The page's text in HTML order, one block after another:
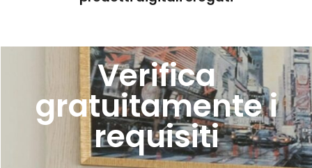
Verifica
gratuitamente i
requisiti